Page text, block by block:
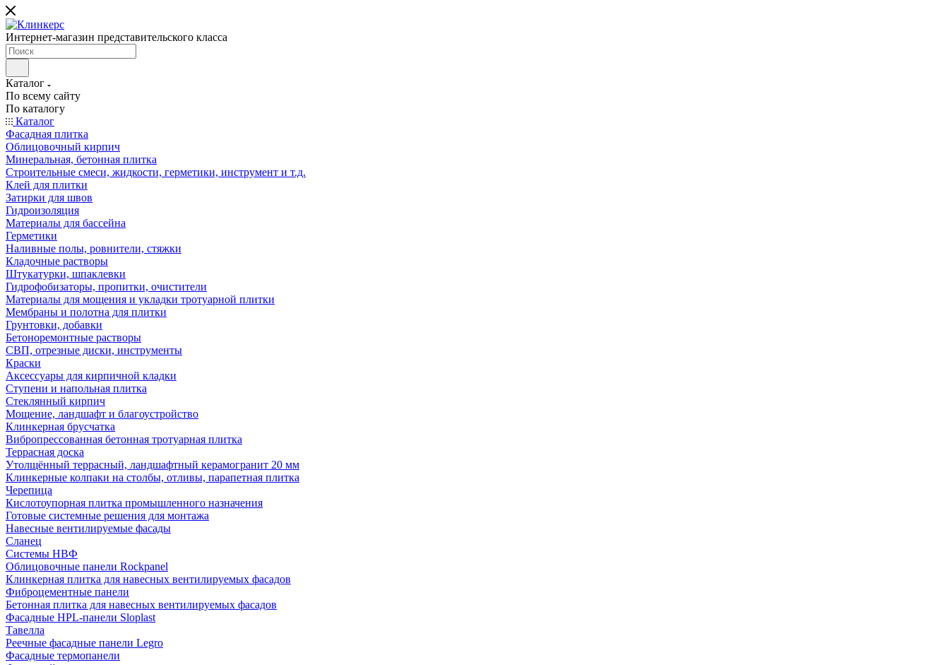
Интернет-магазин представительского класса
Каталог
По всему сайту
По каталогу
Каталог
Фасадная плитка
Облицовочный кирпич
Минеральная, бетонная плитка
Строительные смеси, жидкости, герметики, инструмент и т.д.
Клей для плитки
Затирки для швов
Гидроизоляция
Материалы для бассейна
Герметики
Наливные полы, ровнители, стяжки
Кладочные растворы
Штукатурки, шпаклевки
Гидрофобизаторы, пропитки, очистители
Материалы для мощения и укладки тротуарной плитки
Мембраны и полотна для плитки
Грунтовки, добавки
Бетоноремонтные растворы
СВП, отрезные диски, инструменты
Краски
Аксессуары для кирпичной кладки
Ступени и напольная плитка
Cтеклянный кирпич
Мощение, ландшафт и благоустройство
Клинкерная брусчатка
Вибропрессованная бетонная тротуарная плитка
Террасная доска
Утолщённый террасный, ландшафтный керамогранит 20 мм
Клинкерные колпаки на столбы, отливы, парапетная плитка
Черепица
Кислотоупорная плитка промышленного назначения
Готовые системные решения для монтажа
Навесные вентилируемые фасады
Сланец
Системы НВФ
Облицовочные панели Rockpanel
Клинкерная плитка для навесных вентилируемых фасадов
Фиброцементные панели
Бетонная плитка для навесных вентилируемых фасадов
Фасадные HPL-панели Sloplast
Тавелла
Реечные фасадные панели Legro
Фасадные термопанели